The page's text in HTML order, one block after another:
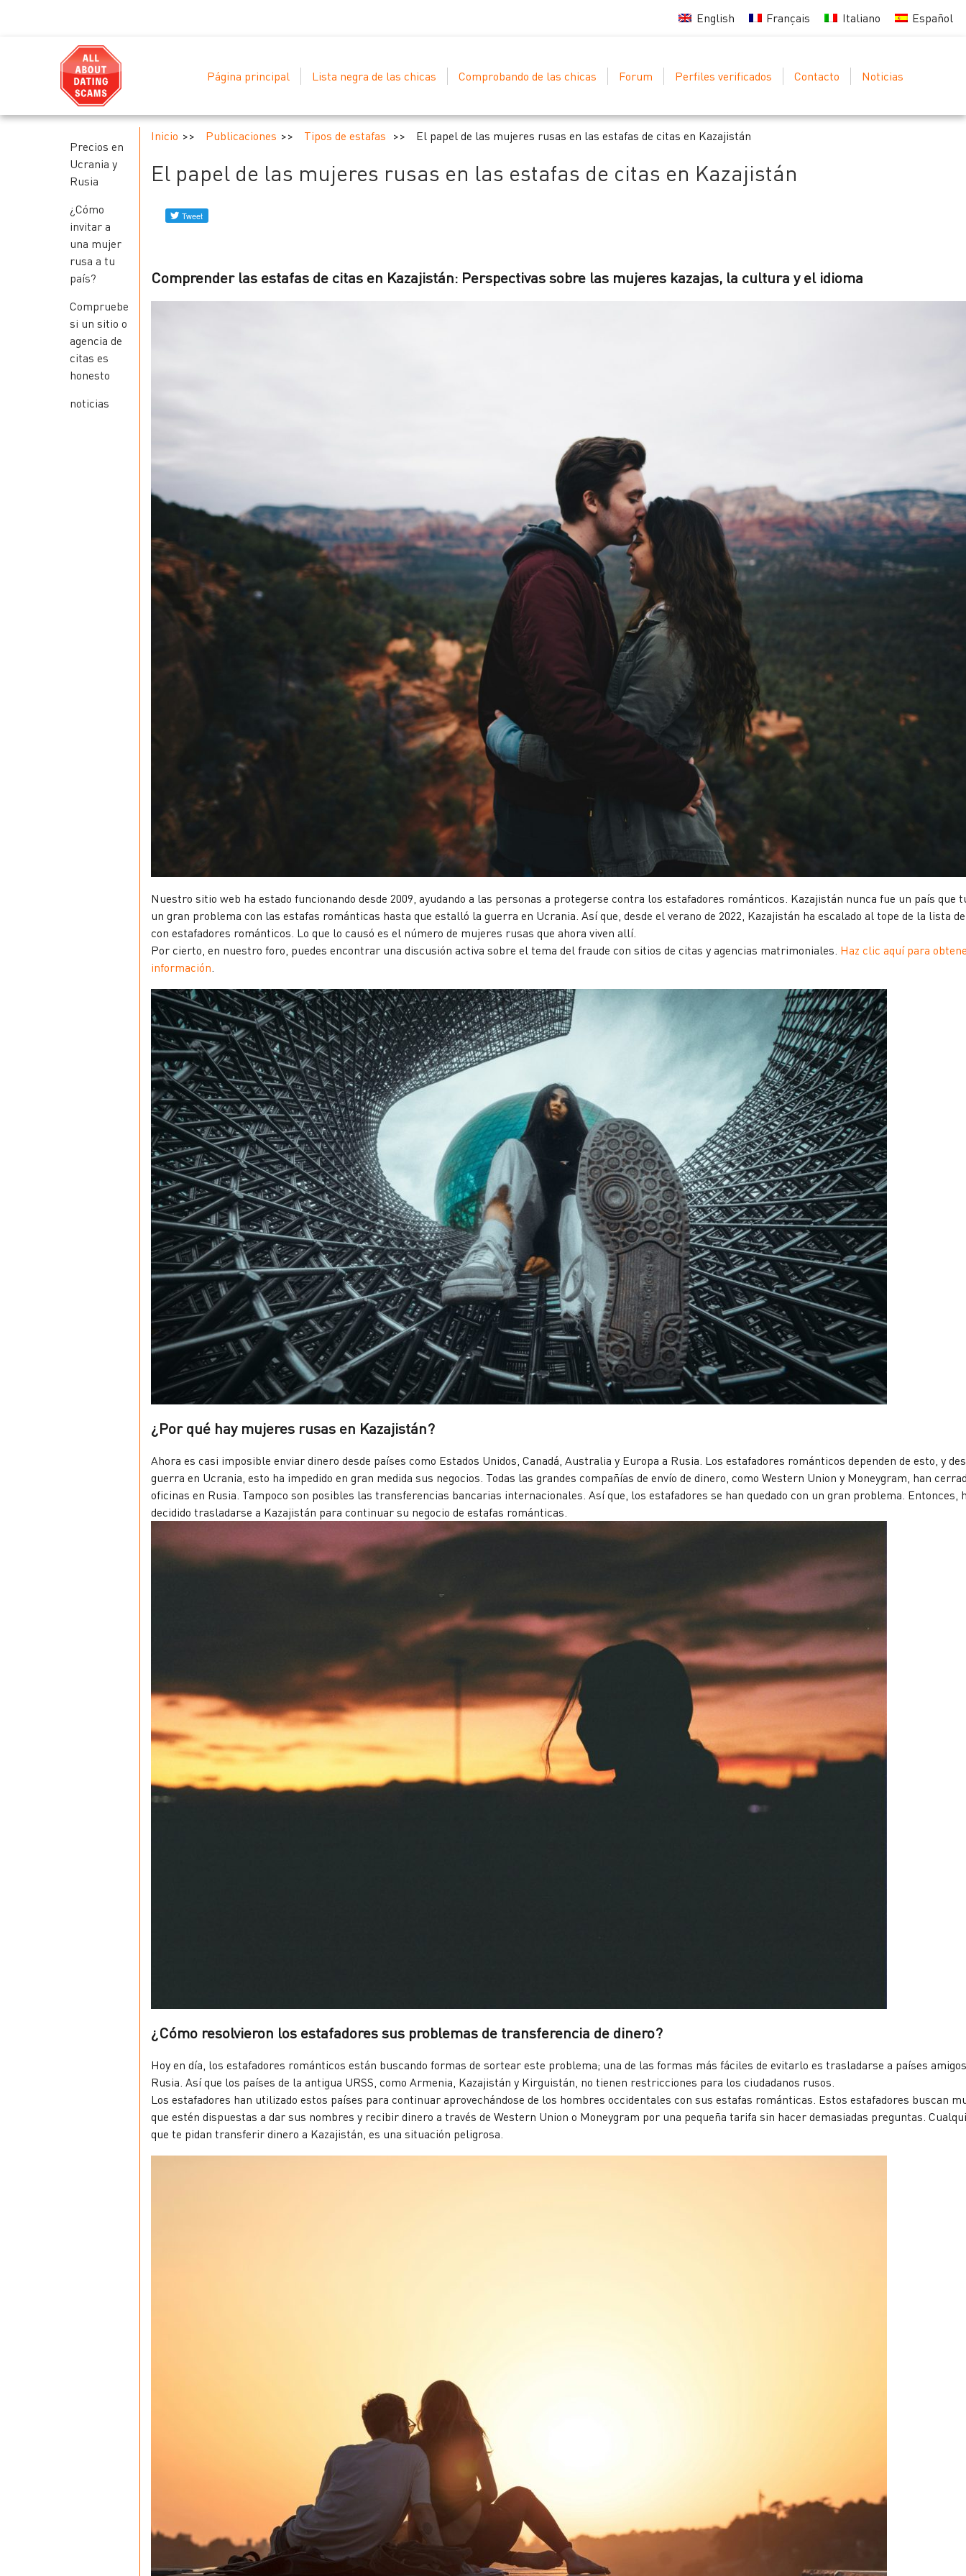
English Français Italiano Español
Página principal Lista negra de las chicas Comprobando de las chicas Forum Perfiles verificados Contacto Noticias
Precios en
Ucrania y
Rusia
¿Cómo
invitar a
una mujer
rusa a tu
país?
Compruebe
si un sitio o
agencia de
citas es
honesto
noticias
Inicio Publicaciones Tipos de estafas El papel de las mujeres rusas en las estafas de citas en Kazajistán
El papel de las mujeres rusas en las estafas de citas en Kazajistán
Comprender las estafas de citas en Kazajistán: Perspectivas sobre las mujeres kazajas, la cultura y el idioma
Nuestro sitio web ha estado funcionando desde 2009, ayudando a las personas a protegerse contra los estafadores románticos. Kazajistán nunca fue un país que
un gran problema con las estafas románticas hasta que estalló la guerra en Ucrania. Así que, desde el verano de 2022, Kazajistán ha escalado al tope de la lista
con estafadores románticos. Lo que lo causó es el número de mujeres rusas que ahora viven allí.
Por cierto, en nuestro foro, puedes encontrar una discusión activa sobre el tema del fraude con sitios de citas y agencias matrimoniales. Haz clic aquí para
información
¿Por qué hay mujeres rusas en Kazajistán?
Ahora es casi imposible enviar dinero desde países como Estados Unidos, Canadá, Australia y Europa a Rusia. Los estafadores románticos dependen de esto, y
guerra en Ucrania, esto ha impedido en gran medida sus negocios. Todas las grandes compañías de envío de dinero, como Western Union y Moneygram, han
oficinas en Rusia. Tampoco son posibles las transferencias bancarias internacionales. Así que, los estafadores se han quedado con un gran problema. Entonces,
decidido trasladarse a Kazajistán para continuar su negocio de estafas románticas.
¿Cómo resolvieron los estafadores sus problemas de transferencia de dinero?
Hoy en día, los estafadores románticos están buscando formas de sortear este problema; una de las formas más fáciles de evitarlo es trasladarse a países
Rusia. Así que los países de la antigua URSS, como Armenia, Kazajistán y Kirguistán, no tienen restricciones para los ciudadanos rusos.
Los estafadores han utilizado estos países para continuar aprovechándose de los hombres occidentales con sus estafas románticas. Estos estafadores buscan
que estén dispuestas a dar sus nombres y recibir dinero a través de Western Union o Moneygram por una pequeña tarifa sin hacer demasiadas preguntas.
que te pidan transferir dinero a Kazajistán, es una situación peligrosa.